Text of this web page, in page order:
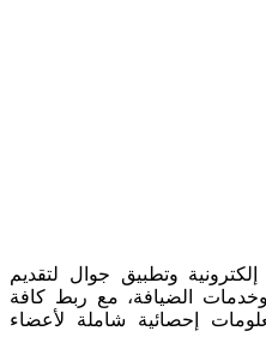
وتطبيق جوال لتقديم
الضيافة، مع ربط كافة
إحصائية شاملة لأعضاء